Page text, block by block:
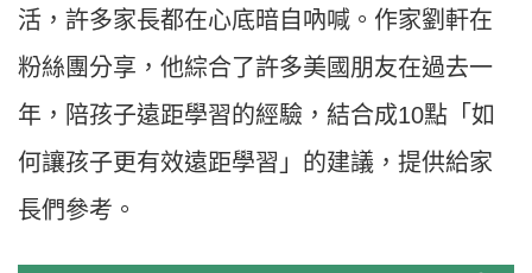
活，許多家長都在心底暗自吶喊。​作家劉軒在
粉絲團分享，他綜合了許多美國朋友在過去一
年，陪孩子遠距學習的經驗，結合成10點「如
何讓孩子更有效遠距學習」的建議，提供給家
長們參考。